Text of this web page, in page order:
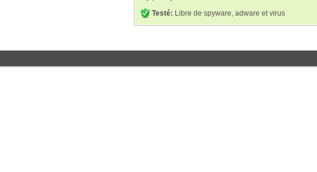
Testé: Libre de spyware, adware et virus